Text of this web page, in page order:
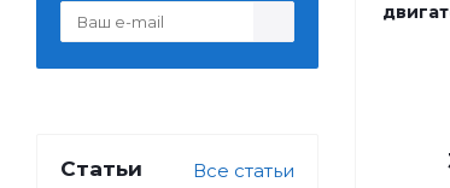
Статьи Все статьи